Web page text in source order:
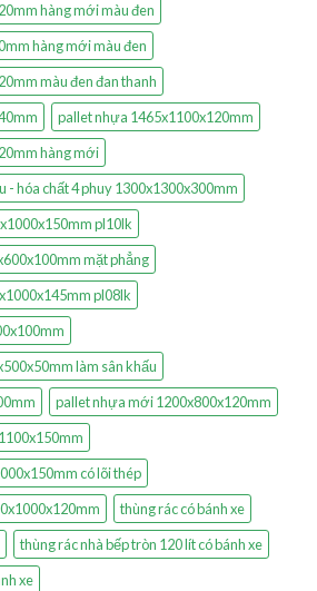
hàng mới màu đen
hàng mới màu đen
màu đen đan thanh
pallet nhựa 1465x1100x120mm
hàng mới
- hóa chất 4 phuy 1300x1300x300mm
pl10lk
mặt phẳng
pl08lk
làm sân khấu
pallet nhựa mới 1200x800x120mm
có lõi thép
thùng rác có bánh xe
thùng rác nhà bếp tròn 120 lít có bánh xe
xe